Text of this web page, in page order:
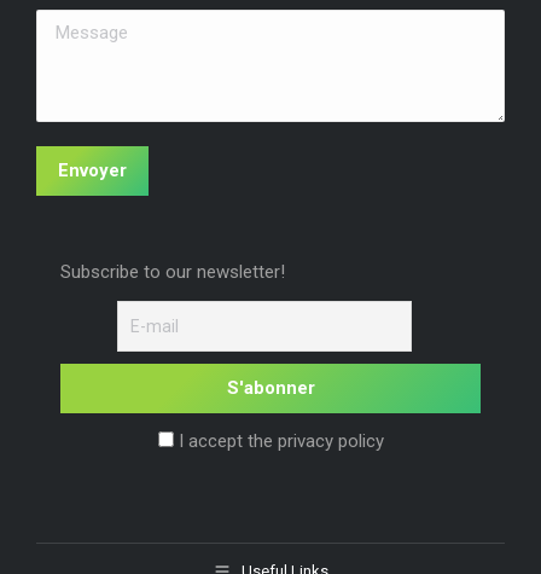
fenêtrefenêtrefenêtre
Message
Envoyer
Subscribe to our newsletter!
I accept the privacy policy